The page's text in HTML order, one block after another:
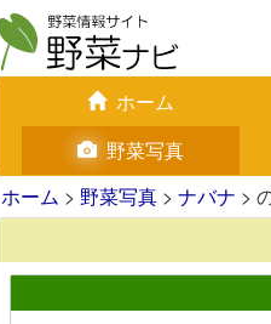
ホーム
野菜写真
ホーム > 野菜写真 > ナバナ >